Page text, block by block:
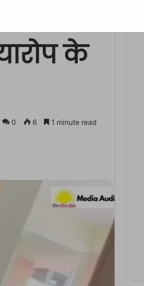
के
0 6 1 minute read